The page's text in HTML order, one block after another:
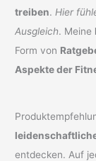
treiben.Hier
Ausgleich. Meine
Form von
Aspekte der
entdecken. Auf